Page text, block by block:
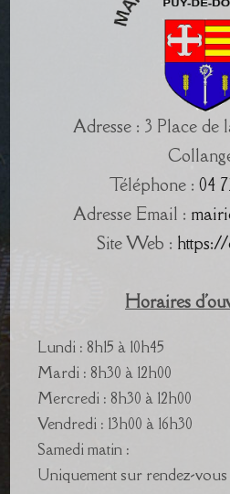
Adresse : 3 Place de
Téléphone : 04
Adresse Email :
Site Web :
Horaires
Lundi : 8h15 à 10h45
Mardi : 8h30 à 12h00
Mercredi : 8h30 à 12h00
Vendredi : 13h00 à 16h30
Samedi matin :
Uniquement sur rendez-vous